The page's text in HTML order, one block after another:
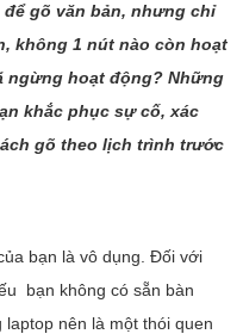
để gõ văn bản, nhưng chỉ
không 1 nút nào còn hoạt
ngừng hoạt động? Những
khắc phục sự cố, xác
gõ theo lịch trình trước
bạn là vô dụng. Đối với
bạn không có sẵn bàn
nên là một thói quen